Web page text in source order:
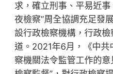
求，確立刑事、平易近
夜檢察”周全協調充足發
設行政檢察機構，行政
道。2021年6月，《中共
察機關法令監管工作的